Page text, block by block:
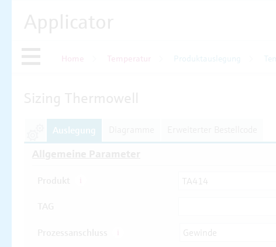
Home Temperatur Produktauslegung